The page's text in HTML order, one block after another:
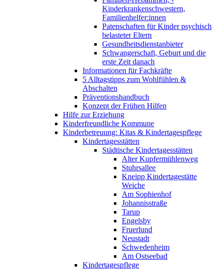
Kinderkrankenschwestern,
Familienhelfer:innen
Patenschaften für Kinder psychisch
belasteter Eltern
Gesundheitsdienstanbieter
Schwangerschaft, Geburt und die
erste Zeit danach
Informationen für Fachkräfte
5 Alltagstipps zum Wohlfühlen &
Abschalten
Präventionshandbuch
Konzept der Frühen Hilfen
Hilfe zur Erziehung
Kinderfreundliche Kommune
Kinderbetreuung: Kitas & Kindertagespflege
Kindertagesstätten
Städtische Kindertagesstätten
Alter Kupfermühlenweg
Stuhrsallee
Kneipp Kindertagestätte
Weiche
Am Sophienhof
Johannisstraße
Tarup
Engelsby
Fruerlund
Neustadt
Schwedenheim
Am Ostseebad
Kindertagespflege